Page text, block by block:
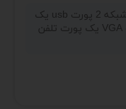
1 سوکت برق 2 پورت شبکه 2 پورت usb یک
پورت HDMI یک پورت VGA یک پورت تلفن